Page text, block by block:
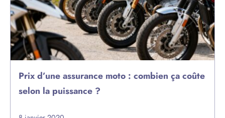
Prix d’une assurance moto : combien ça coûte
selon la puissance ?